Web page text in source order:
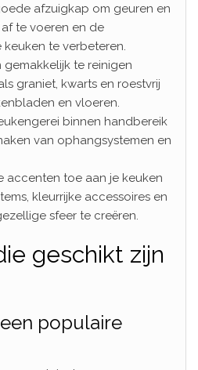
afzuigkap om geuren en
te voeren en de
te verbeteren.
gemakkelijk te reinigen
graniet, kwarts en roestvrij
en vloeren.
binnen handbereik
van ophangsystemen en
accenten toe aan je keuken
kleurrijke accessoires en
sfeer te creëren.
geschikt zijn
populaire